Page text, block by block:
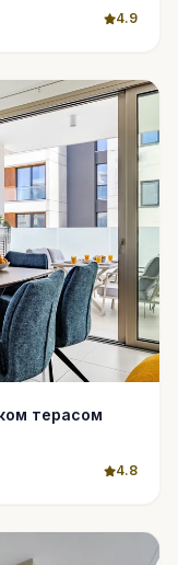
4.9
терасом
4.8